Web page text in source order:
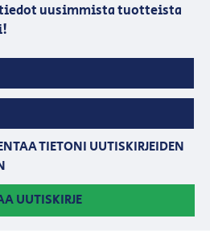
uusimmista tuotteista
TIETONI UUTISKIRJEIDEN
UUTISKIRJE